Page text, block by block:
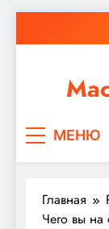
к
ремонт
МЕНЮ
Главная
Чего вы на